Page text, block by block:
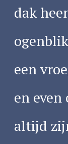
dak
een
en
altijd